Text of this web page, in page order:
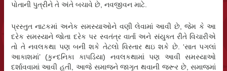
પોતાની પુત્રીને તે અંતે બચાવે છે, નવજીવન માટે.
પ્રસ્તુત નાટકમાં અનેક સમસ્યાઓને વણી લેવામાં આવી છે, જેમ કે આ
દરેક સમસ્યાને જોતા દરેક પર સ્વતંત્ર વાર્તા અને સંયુક્ત રીતે વિચારીએ
તો તે નવલકથા પણ બની શકે તેટલો વિસ્તાર થઇ શકે છે. ‘સાત પગલાં
આકાશમાં’ (કુન્દનિકા કાપડિયા) નવલકથામાં પણ આવી સમસ્યાઓ
દર્શાવવામાં આવી હતી, આજે સમાજને જાગૃત થવાની જરૂર છે, સમાજમાં